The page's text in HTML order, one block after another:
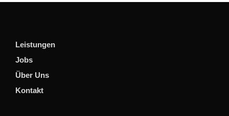
Leistungen
Jobs
Über Uns
Kontakt